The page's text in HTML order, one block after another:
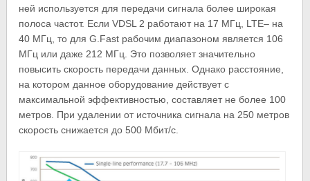
ней используется для передачи сигнала более широкая
полоса частот. Если VDSL 2 работают на 17 МГц, LTE– на
40 МГц, то для G.Fast рабочим диапазоном является 106
МГц или даже 212 МГц. Это позволяет значительно
повысить скорость передачи данных. Однако расстояние,
на котором данное оборудование действует с
максимальной эффективностью, составляет не более 100
метров. При удалении от источника сигнала на 250 метров
скорость снижается до 500 Мбит/с.